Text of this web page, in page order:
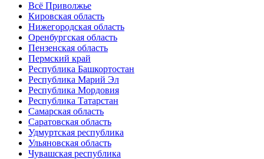
Всё Приволжье
Кировская область
Нижегородская область
Оренбургская область
Пензенская область
Пермский край
Республика Башкортостан
Республика Марий Эл
Республика Мордовия
Республика Татарстан
Самарская область
Саратовская область
Удмуртская республика
Ульяновская область
Чувашская республика